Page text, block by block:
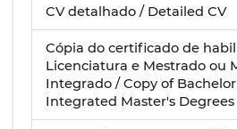
CV detalhado / Detailed CV
Cópia do certificado de
Licenciatura e Mestrado ou
Integrado / Copy of
Integrated Master's Degrees